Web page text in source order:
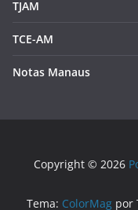
TJAM
TCE-AM
Notas Manaus
Copyright © 2026
Tema: ColorMag por